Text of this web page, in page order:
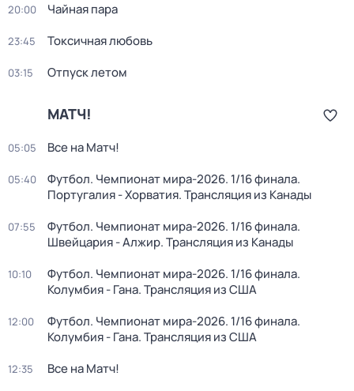
20:00 Чайная пара
23:45 Токсичная любовь
03:15 Отпуск летом
МАТЧ!
05:05 Все на Матч!
05:40
Футбол. Чемпионат мира-2026. 1/16 финала.
Португалия - Хорватия. Трансляция из Канады
07:55
Футбол. Чемпионат мира-2026. 1/16 финала.
Швейцария - Алжир. Трансляция из Канады
10:10
Футбол. Чемпионат мира-2026. 1/16 финала.
Колумбия - Гана. Трансляция из США
12:00
Футбол. Чемпионат мира-2026. 1/16 финала.
Колумбия - Гана. Трансляция из США
12:35 Все на Матч!